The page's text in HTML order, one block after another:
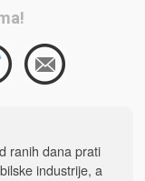
ranih dana prati
industrije, a